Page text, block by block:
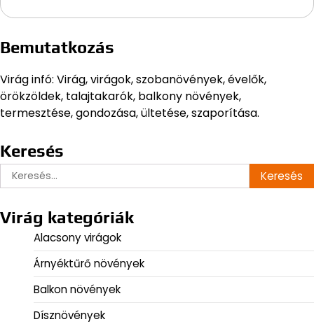
Bemutatkozás
Virág infó: Virág, virágok, szobanövények, évelők,
örökzöldek, talajtakarók, balkony növények,
termesztése, gondozása, ültetése, szaporítása.
Keresés
Keresés:
Virág kategóriák
Alacsony virágok
Árnyéktűrő növények
Balkon növények
Dísznövények